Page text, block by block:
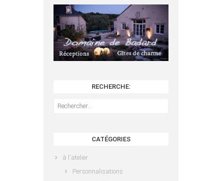
RECHERCHE:
Rechercher :
CATÉGORIES
à l'atelier
Personnalisations